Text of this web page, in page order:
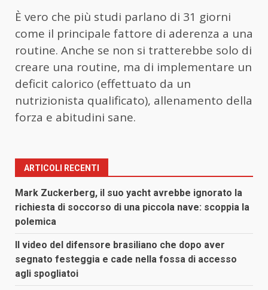
È vero che più studi parlano di 31 giorni
come il principale fattore di aderenza a una
routine. Anche se non si tratterebbe solo di
creare una routine, ma di implementare un
deficit calorico (effettuato da un
nutrizionista qualificato), allenamento della
forza e abitudini sane.
ARTICOLI RECENTI
Mark Zuckerberg, il suo yacht avrebbe ignorato la
richiesta di soccorso di una piccola nave: scoppia la
polemica
Il video del difensore brasiliano che dopo aver
segnato festeggia e cade nella fossa di accesso
agli spogliatoi